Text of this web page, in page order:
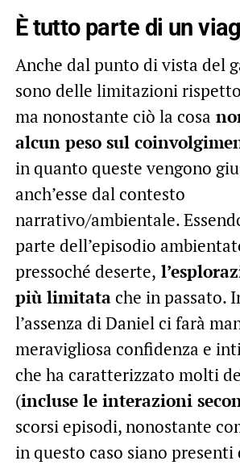
È tutto parte di un
Anche dal punto di vista del
sono delle limitazioni
ma nonostante ciò la cosa
alcun peso sul
in quanto queste vengono
anch’esse dal contesto
narrativo/ambientale.
parte dell’episodio
pressoché deserte,
più limitatache in passato.
l’assenza di Daniel ci farà
meravigliosa confidenza e
che ha caratterizzato molti
(incluse le interazioni
scorsi episodi, nonostante
in questo caso siano presenti